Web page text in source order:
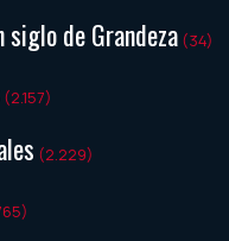
de Grandeza (34)
(2.157)
(2.229)